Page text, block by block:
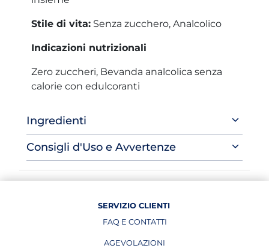
Stile di vita: Senza zucchero, Analcolico
Indicazioni nutrizionali
Zero zuccheri, Bevanda analcolica senza
calorie con edulcoranti
Ingredienti
Consigli d'Uso e Avvertenze
SERVIZIO CLIENTI
FAQ E CONTATTI
AGEVOLAZIONI